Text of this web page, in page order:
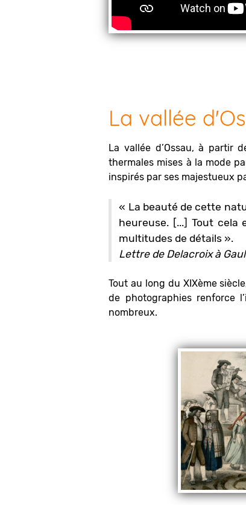
La vallée
La vallée d’Ossau, à partir
thermales mises à la mode
inspirés par ses majestueux
« La beauté de cette
heureuse. [...] Tout
multitudes de détails ».
Lettre de Delacroix à
Tout au long du XIXème
de photographies renforce
nombreux.